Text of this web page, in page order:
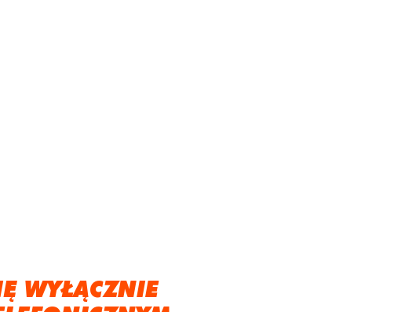
WYŁĄCZNIE